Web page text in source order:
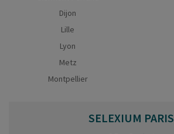
Dijon
Lille
Lyon
Metz
Montpellier
SELEXIUM PARIS